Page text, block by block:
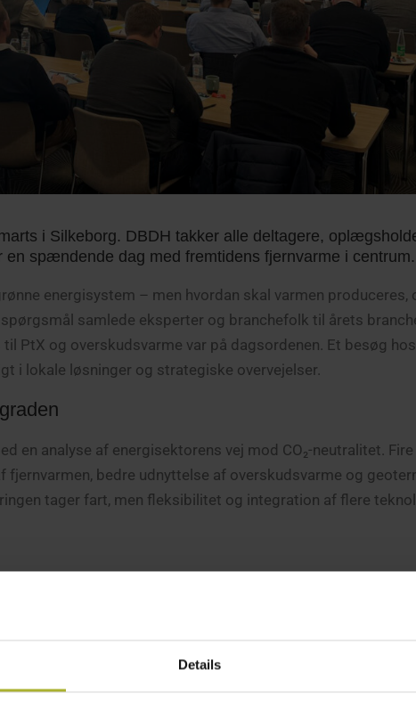
Details
i Silkeborg. DBDH takker alle deltagere,
spændende dag med fremtidens fjernvarme i centrum.
energisystem – men hvordan skal varmen produceres,
samlede eksperter og branchefolk til årets
PtX og overskudsvarme var på dagsordenen. Et besøg hos
i lokale løsninger og strategiske overvejelser.
en analyse af energisektorens vej mod CO₂-neutralitet.
fjernvarmen, bedre udnyttelse af overskudsvarme og
tager fart, men fleksibilitet og integration af flere
prisudsving på elmarkedet bliver det nye normale – og en
samspil med vind og sol kan skabe lokal
fleksibel backup.
brug af bæredygtig biomasse og kraftvarme, særligt